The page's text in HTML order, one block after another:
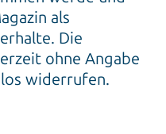
als
Die
ohne Angabe
widerrufen.